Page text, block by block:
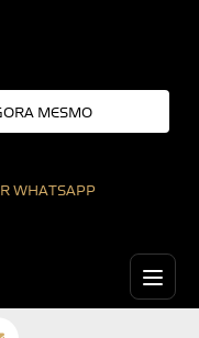
MESMO
WHATSAPP